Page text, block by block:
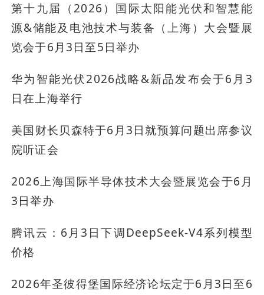
第十九届（2026）国际太阳能光伏和智慧能
源&储能及电池技术与装备（上海）大会暨展
览会于6月3日至5日举办
华为智能光伏2026战略&新品发布会于6月3
日在上海举行
美国财长贝森特于6月3日就预算问题出席参议
院听证会
2026上海国际半导体技术大会暨展览会于6月
3日举办
腾讯云：6月3日下调DeepSeek-V4系列模型
价格
2026年圣彼得堡国际经济论坛定于6月3日至6